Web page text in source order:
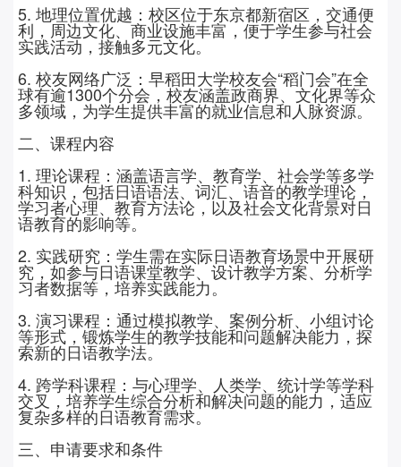
5. 地理位置优越：校区位于东京都新宿区，交通便
利，周边文化、商业设施丰富，便于学生参与社会
实践活动，接触多元文化。
6. 校友网络广泛：早稻田大学校友会“稻门会”在全
球有逾1300个分会，校友涵盖政商界、文化界等众
多领域，为学生提供丰富的就业信息和人脉资源。
二、课程内容
1. 理论课程：涵盖语言学、教育学、社会学等多学
科知识，包括日语语法、词汇、语音的教学理论，
学习者心理、教育方法论，以及社会文化背景对日
语教育的影响等。
2. 实践研究：学生需在实际日语教育场景中开展研
究，如参与日语课堂教学、设计教学方案、分析学
习者数据等，培养实践能力。
3. 演习课程：通过模拟教学、案例分析、小组讨论
等形式，锻炼学生的教学技能和问题解决能力，探
索新的日语教学法。
4. 跨学科课程：与心理学、人类学、统计学等学科
交叉，培养学生综合分析和解决问题的能力，适应
复杂多样的日语教育需求。
三、申请要求和条件